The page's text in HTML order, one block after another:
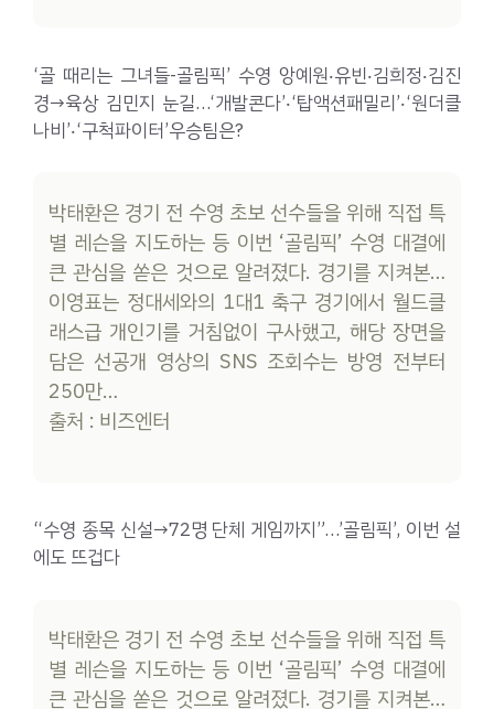
‘골 때리는 그녀들-골림픽’ 수영 앙예원‧유빈‧김희정‧김진
경→육상 김민지 눈길…‘개발콘다’‧‘탑액션패밀리’‧‘원더클
나비’‧‘구척파이터’우승팀은?
박태환은 경기 전 수영 초보 선수들을 위해 직접 특
별 레슨을 지도하는 등 이번 ‘골림픽’ 수영 대결에
큰 관심을 쏟은 것으로 알려졌다. 경기를 지켜본…
이영표는 정대세와의 1대1 축구 경기에서 월드클
래스급 개인기를 거침없이 구사했고, 해당 장면을
담은 선공개 영상의 SNS 조회수는 방영 전부터
250만…
출처 : 비즈엔터
“수영 종목 신설→72명 단체 게임까지”…’골림픽’, 이번 설
에도 뜨겁다
박태환은 경기 전 수영 초보 선수들을 위해 직접 특
별 레슨을 지도하는 등 이번 ‘골림픽’ 수영 대결에
큰 관심을 쏟은 것으로 알려졌다. 경기를 지켜본…